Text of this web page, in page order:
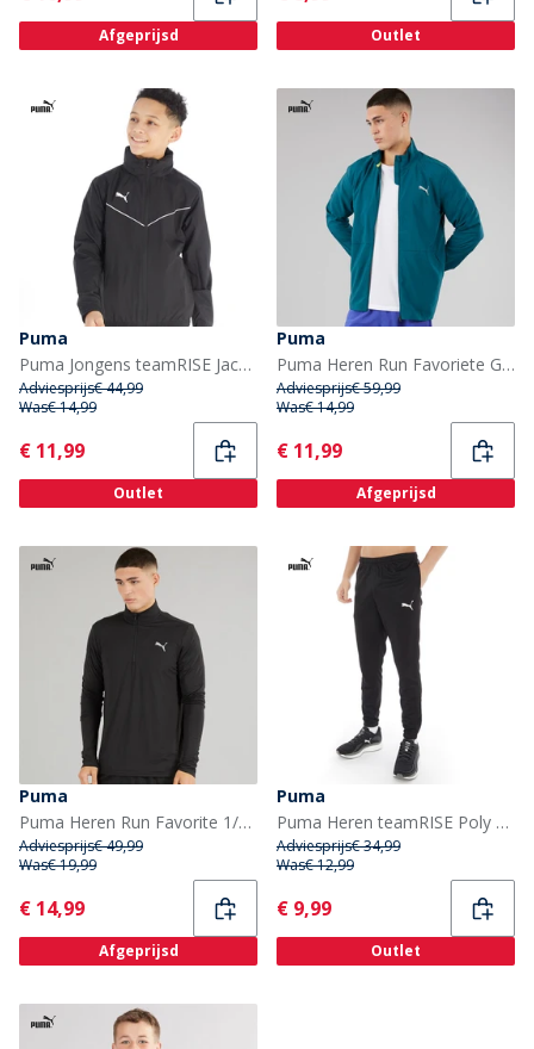
Afgeprijsd Outlet
Puma
Puma Jongens teamRISE Jacks Zwart
Adviesprijs€ 44,99
Was€ 14,99
Current
€ 11,99
Outlet
Puma
Puma Heren Run Favoriete Geweven Hardloopjas Ocean Tropic
Adviesprijs€ 59,99
Was€ 14,99
Current
€ 11,99
Afgeprijsd
Puma
Puma Heren Run Favorite 1/4 Zip Hardloop Top Puma Zwart
Adviesprijs€ 49,99
Was€ 19,99
Current
€ 14,99
Afgeprijsd
Puma
Puma Heren teamRISE Poly Sportperformance broeken Zwart
Adviesprijs€ 34,99
Was€ 12,99
Current
€ 9,99
Outlet